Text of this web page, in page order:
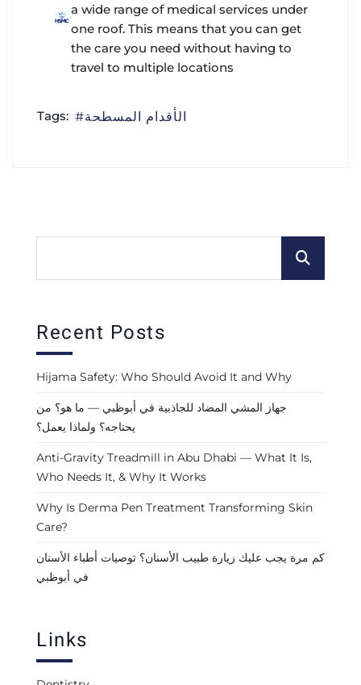
a wide range of medical services under
one roof. This means that you can get
the care you need without having to
travel to multiple locations
Tags: الأقدام المسطحة
Recent Posts
Hijama Safety: Who Should Avoid It and Why
جهاز المشي المضاد للجاذبية في أبوظبي — ما هو؟ من
يحتاجه؟ ولماذا يعمل؟
Anti-Gravity Treadmill in Abu Dhabi — What It Is,
Who Needs It, & Why It Works
Why Is Derma Pen Treatment Transforming Skin
Care?
كم مرة يجب عليك زيارة طبيب الأسنان؟ توصيات أطباء الأسنان
في أبوظبي
Links